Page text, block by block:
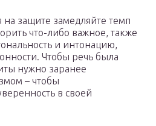
защите замедляйте темп
что-либо важное, также
и интонацию,
Чтобы речь была
нужно заранее
– чтобы
в своей